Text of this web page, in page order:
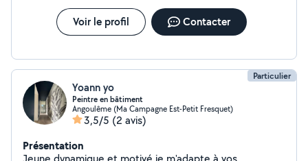
Voir le profil Contacter
Particulier
Yoann yo
Peintre en bâtiment
Angoulême (Ma Campagne Est-Petit Fresquet)
3,5/5 (2 avis)
Présentation